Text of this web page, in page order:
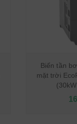
Biến tần
mặt trời